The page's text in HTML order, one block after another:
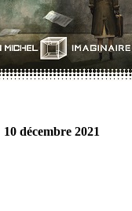
10 décembre 2021